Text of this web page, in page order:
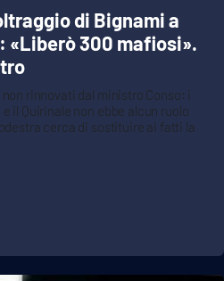
di Bignami a
«Liberò 300 mafiosi».
rinnovati dal ministro Conso: i
il Quirinale non ebbe alcun ruolo
cerca di sostituire ai fatti la